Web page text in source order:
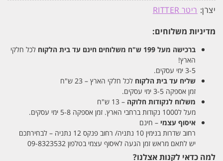
יצרן: ריטר RITTER
מדיניות משלוחים:
ברכישה מעל 199 ש"ח משלוחים חינם עד בית הלקוח לכל חלקי
הארץ!
3-5 ימי עסקים.
שליח עד בית הלקוח לכל חלקי הארץ – 23 ש"ח
זמן אספקה 3-5 ימי עסקים.
משלוח לנקודות חלוקה – 13 ש"ח
מעל ל1000 נקודות ברחבי הארץ. זמן אספקה 5-8 ימי עסקים.
איסוף עצמי – חינם
רחוב שדרות בנימין 10 נתניה/ רחוב פנקס 12 נתניה – לבחירתכם
יש לתאם מראש זמן הגעה לאיסוף עצמי בטלפון 09-8323532
למה כדאי לקנות אצלנו?